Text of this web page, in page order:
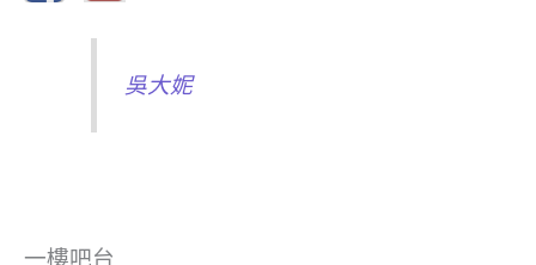
吳大妮
一樓吧台